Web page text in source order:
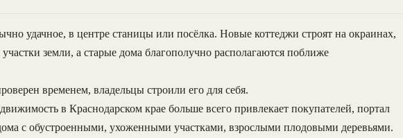
удачное, в центре станицы или посёлка. Новые коттеджи строят на окраинах,
участки земли, а старые дома благополучно располагаются поближе
временем, владельцы строили его для себя.
в Краснодарском крае больше всего привлекает покупателей, портал
с обустроенными, ухоженными участками, взрослыми плодовыми деревьями.